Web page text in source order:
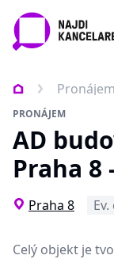
PRONÁJEM
AD
Praha 8
Praha 8
Celý objekt je